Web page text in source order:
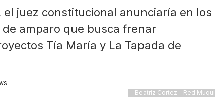
juez constitucional anunciaría en los
amparo que busca frenar
Tía María y La Tapada de
Beatriz Cortez - Red Muqui